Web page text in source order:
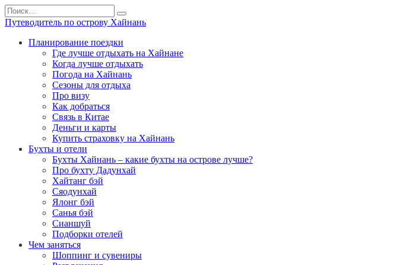
Перейти
к
содержанию
Search
for:
Путеводитель по острову Хайнань
Планирование поездки
Где лучше отдыхать на Хайнане
Когда лучше отдыхать
Погода на Хайнань
Сезоны для отдыха
Про визу
Как добраться
Связь в Китае
Деньги и карты
Купить страховку на Хайнань
Бухты и отели
Бухты Хайнань – какие бухты на острове лучше?
Про бухту Дадунхай
Хайтанг бэй
Сяодунхай
Ялонг бэй
Санья бэй
Сианшуй
Подборки отелей
Чем заняться
Шоппинг и сувениры